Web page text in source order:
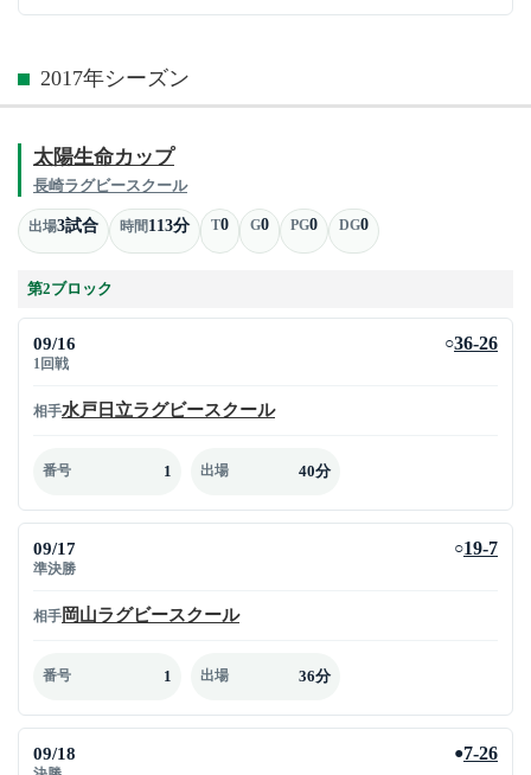
2017年シーズン
太陽生命カップ
長崎ラグビースクール
出場3試合 時間113分 T0 G0 PG0 DG0
第2ブロック
09/16
1回戦
○36-26
相手水戸日立ラグビースクール
番号 1 出場 40分
09/17
準決勝
○19-7
相手岡山ラグビースクール
番号 1 出場 36分
09/18 ●7-26